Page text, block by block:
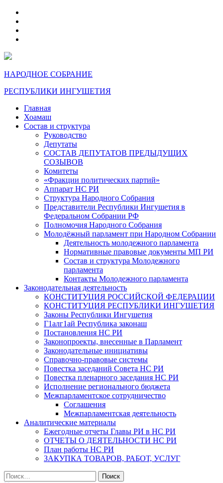
НАРОДНОЕ СОБРАНИЕ
РЕСПУБЛИКИ ИНГУШЕТИЯ
Главная
Хоамаш
Состав и структура
Руководство
Депутаты
СОСТАВ ДЕПУТАТОВ ПРЕДЫДУЩИХ
СОЗЫВОВ
Комитеты
«Фракции политических партий»
Аппарат НС РИ
Структура Народного Собрания
Представители Республики Ингушетия в
Федеральном Собрании РФ
Полномочия Народного Собрания
Молодёжный парламент при Народном Собрании
Деятельность молодежного парламента
Нормативные правовые документы МП РИ
Состав и структура Молодежного
парламента
Контакты Молодежного парламента
Законодательная деятельность
КОНСТИТУЦИЯ РОССИЙСКОЙ ФЕДЕРАЦИИ
КОНСТИТУЦИЯ РЕСПУБЛИКИ ИНГУШЕТИЯ
Законы Республики Ингушетия
Г1алг1ай Республика законаш
Постановления НС РИ
Законопроекты, внесенные в Парламент
Законодательные инициативы
Справочно-правовые системы
Повестка заседаний Совета НС РИ
Повестка пленарного заседания НС РИ
Исполнение регионального бюджета
Межпарламентское сотрудничество
Соглашения
Межпарламентская деятельность
Аналитические материалы
Ежегодные отчеты Главы РИ в НС РИ
ОТЧЕТЫ О ДЕЯТЕЛЬНОСТИ НС РИ
План работы НС РИ
ЗАКУПКА ТОВАРОВ, РАБОТ, УСЛУГ
Найти: